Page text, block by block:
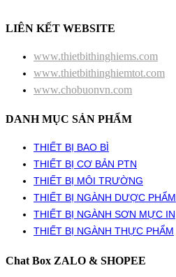
LIÊN KẾT WEBSITE
www.thietbithinghiems.com
www.thietbithinghiemtot.com
www.chobuonvn.com
DANH MỤC SẢN PHẨM
THIẾT BỊ BAO BÌ
THIẾT BỊ CƠ BẢN PTN
THIẾT BỊ MÔI TRƯỜNG
THIẾT BỊ NGÀNH DƯỢC PHẨM
THIẾT BỊ NGÀNH SƠN MỰC IN
THIẾT BỊ NGÀNH THỰC PHẨM
Chat Box ZALO & SHOPEE